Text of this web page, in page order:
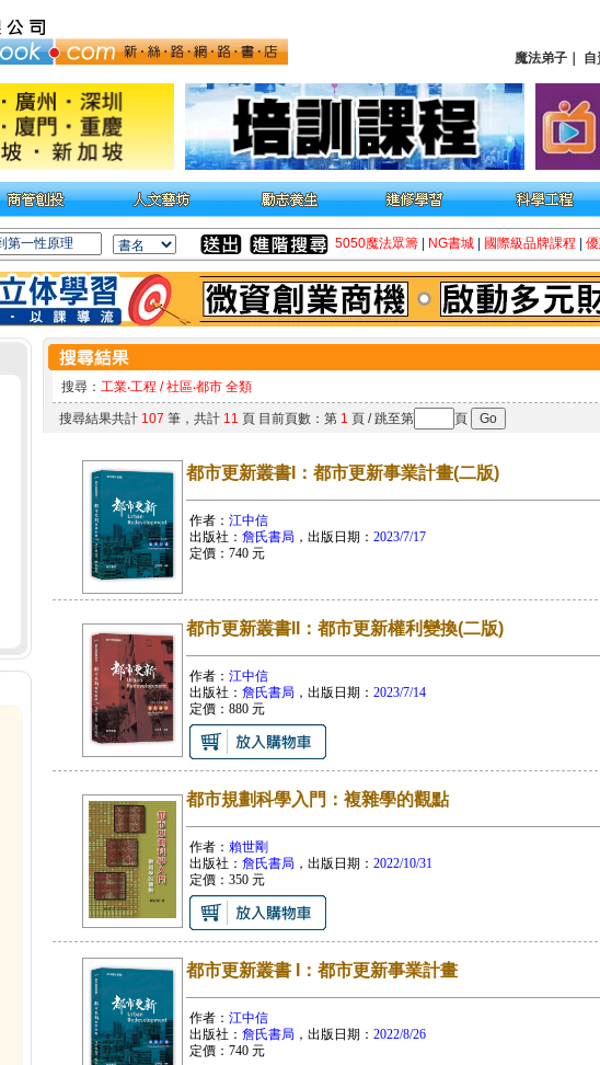
魔法弟子
自
5050魔法眾籌 NG書城 國際級品牌課程
搜尋： 工業‧工程 / 社區‧都市 全類
搜尋結果共計 107 筆，共計 11 頁 目前頁數：第 1 頁 / 跳至第 頁
都市更新叢書I：都市更新事業計畫(二版)
作者： 江中信
出版社： 詹氏書局 ，出版日期： 2023/7/17
定價： 740元
都市更新叢書II：都市更新權利變換(二版)
作者： 江中信
出版社： 詹氏書局 ，出版日期： 2023/7/14
定價： 880元
都市規劃科學入門：複雜學的觀點
作者： 賴世剛
出版社： 詹氏書局 ，出版日期： 2022/10/31
定價： 350元
都市更新叢書 I：都市更新事業計畫
作者： 江中信
出版社： 詹氏書局 ，出版日期： 2022/8/26
定價： 740元